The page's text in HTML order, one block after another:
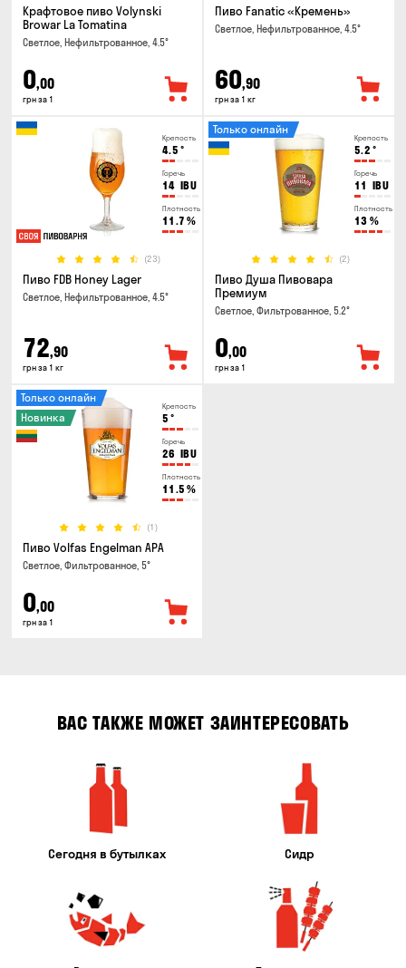
Крафтовое пиво Volynski
Browar La Tomatina
Светлое, Нефильтрованное, 4.5°
0,00
грн за 1
Пиво Fanatic «Кремень»
Светлое, Нефильтрованное, 4.5°
60,90
грн за 1 кг
Крепость
4.5 °
Горечь
14 IBU
Плотность
11.7 %
(23)
Пиво FDB Honey Lager
Светлое, Нефильтрованное, 4.5°
72,90
грн за 1 кг
Крепость
5.2 °
Горечь
11 IBU
Плотность
13 %
(2)
Только онлайн
Пиво Душа Пивовара
Премиум
Светлое, Фильтрованное, 5.2°
0,00
грн за 1
Крепость
5 °
Горечь
26 IBU
Плотность
11.5 %
(1)
Только онлайн
Новинка
Пиво Volfas Engelman APA
Светлое, Фильтрованное, 5°
0,00
грн за 1
ВАС ТАКЖЕ МОЖЕТ ЗАИНТЕРЕСОВАТЬ
Сегодня в бутылках Сидр